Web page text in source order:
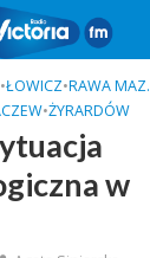
•ŁOWICZ•RAWA MAZ.
•ŻYRARDÓW
w